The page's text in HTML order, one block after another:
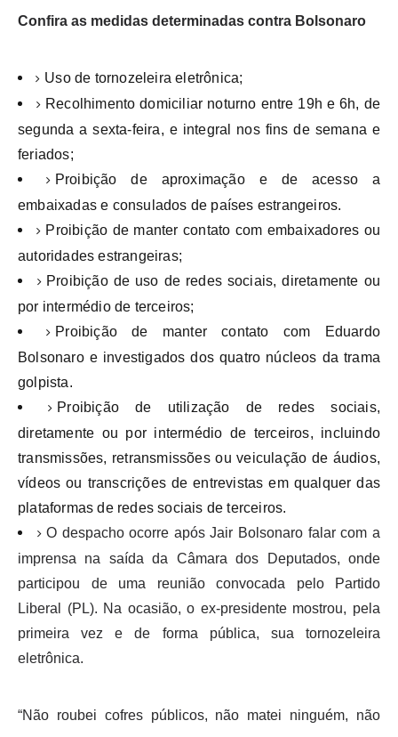
Confira as medidas determinadas contra Bolsonaro
Uso de tornozeleira eletrônica;
Recolhimento domiciliar noturno entre 19h e 6h, de
segunda a sexta-feira, e integral nos fins de semana e
feriados;
Proibição de aproximação e de acesso a
embaixadas e consulados de países estrangeiros.
Proibição de manter contato com embaixadores ou
autoridades estrangeiras;
Proibição de uso de redes sociais, diretamente ou
por intermédio de terceiros;
Proibição de manter contato com Eduardo
Bolsonaro e investigados dos quatro núcleos da trama
golpista.
Proibição de utilização de redes sociais,
diretamente ou por intermédio de terceiros, incluindo
transmissões, retransmissões ou veiculação de áudios,
vídeos ou transcrições de entrevistas em qualquer das
plataformas de redes sociais de terceiros.
O despacho ocorre após Jair Bolsonaro falar com a
imprensa na saída da Câmara dos Deputados, onde
participou de uma reunião convocada pelo Partido
Liberal (PL). Na ocasião, o ex-presidente mostrou, pela
primeira vez e de forma pública, sua tornozeleira
eletrônica.
“Não roubei cofres públicos, não matei ninguém, não